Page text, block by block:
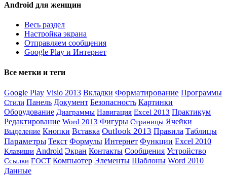
Android для женщин
Весь раздел
Настройка экрана
Отправляем сообщения
Google Play и Интернет
Все метки и теги
Google Play Visio 2013 Вкладки Форматирование Программы
Стили Панель Документ Безопасность Картинки
Оборудование Диаграммы Навигация Excel 2013 Практикум
Редактирование Word 2013 Фигуры Страницы Ячейки
Выделение Кнопки Вставка Outlook 2013 Правила Таблицы
Параметры Текст Формулы Интернет Функции Excel 2010
Клавиши Android Экран Контакты Сообщения Устройство
Ссылки ГОСТ Компьютер Элементы Шаблоны Word 2010
Данные